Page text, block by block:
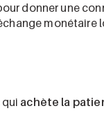
donner une
monétaire
achète la